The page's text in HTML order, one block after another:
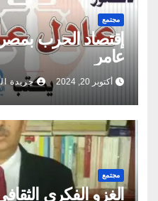
مجتمع
عامر
أكتوبر 20, 2024 جريدة
مجتمع
الغزو الفكري